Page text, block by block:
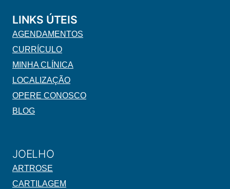
LINKS ÚTEIS
AGENDAMENTOS
CURRÍCULO
MINHA CLÍNICA
LOCALIZAÇÃO
OPERE CONOSCO
BLOG
JOELHO
ARTROSE
CARTILAGEM